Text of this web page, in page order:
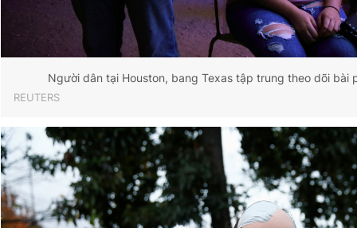
Người dân tại Houston, bang Texas tập trung theo dõi bài
REUTERS